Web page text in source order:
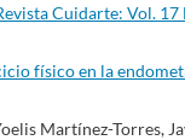
Cuidarte: Vol.
físico en la
Martínez-Torres,